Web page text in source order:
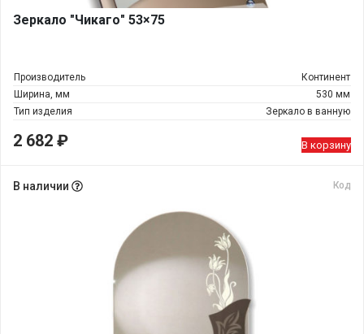
Зеркало "Чикаго" 53×75
Производитель
Континент
Ширина, мм
530 мм
Тип изделия
Зеркало в ванную
2 682 ₽ В корзину
В наличии Код